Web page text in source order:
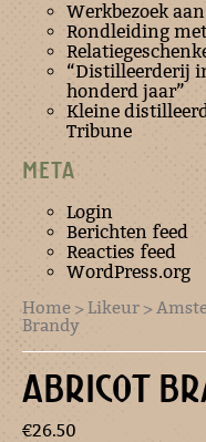
Werkbezoek
Rondleiding
“Distilleerderij
honderd jaar”
Kleine
Tribune
META
Login
Berichten feed
Reacties feed
WordPress.org
Home >Likeur >
Brandy
ABRICOT
€26.50